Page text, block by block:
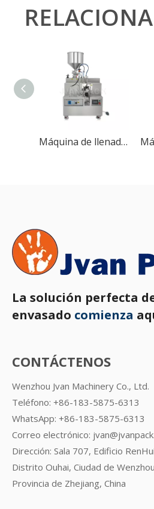
Máquina de llenado y sellado de tubos ultrasónico semiautomática RG-002
La solución perfecta
envasado comienza
CONTÁCTENOS
Wenzhou Jvan Machinery Co., Ltd.
Teléfono: +86-183-5875-6313
WhatsApp: +86-183-5875-6313
Correo electrónico:
Dirección: Sala 707, Edificio
Distrito Ouhai, Ciudad de
Provincia de Zhejiang, China